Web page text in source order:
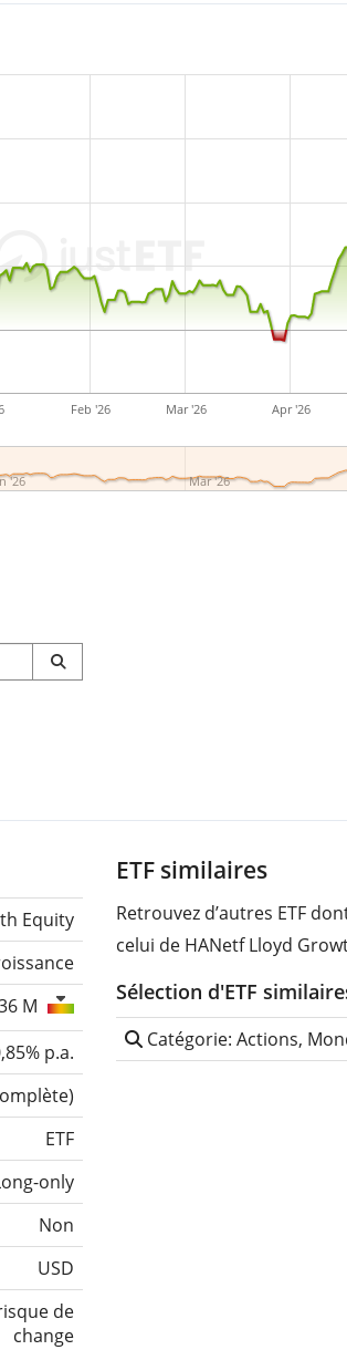
Feb '26 Mar '26 Apr '26
'26 Mar '26
Equity
M
p.a.
)
ETF
only
Non
USD
de
change
ETF similaires
Retrouvez d’autres ETF
celui de HANetf Lloyd
Sélection d'ETF
Catégorie: Actions,